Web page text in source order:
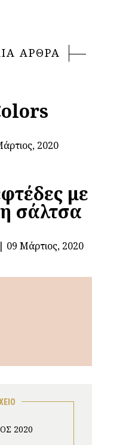
ΑΡΘΡΑ
2020
με
σάλτσα
09 Μάρτιος, 2020
2020